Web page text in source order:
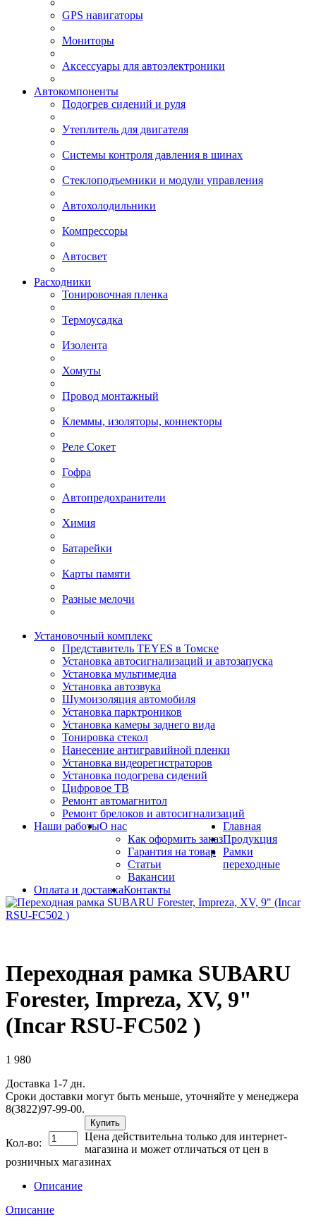
GPS навигаторы
Мониторы
Аксессуары для автоэлектроники
Автокомпоненты
Подогрев сидений и руля
Утеплитель для двигателя
Системы контроля давления в шинах
Стеклоподъемники и модули управления
Автохолодильники
Компрессоры
Автосвет
Расходники
Тонировочная пленка
Термоусадка
Изолента
Хомуты
Провод монтажный
Клеммы, изоляторы, коннекторы
Реле Сокет
Гофра
Автопредохранители
Химия
Батарейки
Карты памяти
Разные мелочи
Установочный комплекс
Представитель TEYES в Томске
Установка автосигнализаций и автозапуска
Установка мультимедиа
Установка автозвука
Шумоизоляция автомобиля
Установка парктроников
Установка камеры заднего вида
Тонировка стекол
Нанесение антигравийной пленки
Установка видеорегистраторов
Установка подогрева сидений
Цифровое ТВ
Ремонт автомагнитол
Ремонт брелоков и автосигнализаций
Наши работыО нас
Как оформить заказ
Гарантия на товар
Статьи
Вакансии
Оплата и доставкаКонтакты
Главная
Продукция
Рамки
переходные
Переходная рамка SUBARU
Forester, Impreza, XV, 9"
(Incar RSU-FC502 )
1 980
Доставка 1-7 дн.
Сроки доставки могут быть меньше, уточняйте у менеджера
8(3822)97-99-00.
Кол-во:
Купить
Цена действительна только для интернет-
магазина и может отличаться от цен в
розничных магазинах
Описание
Описание